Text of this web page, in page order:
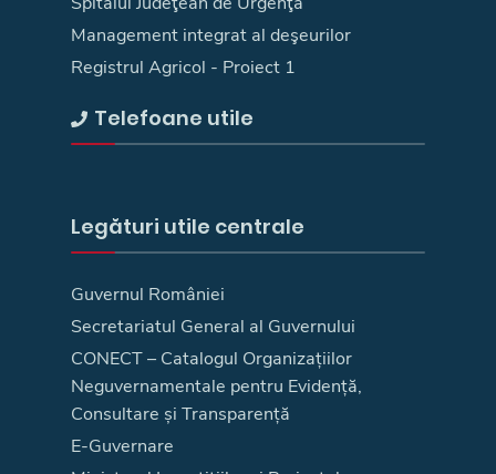
Management integrat al deşeurilor
Registrul Agricol - Proiect 1
Telefoane utile
Legături utile centrale
Guvernul României
Secretariatul General al Guvernului
CONECT – Catalogul Organizațiilor
Neguvernamentale pentru Evidență,
Consultare și Transparență
E-Guvernare